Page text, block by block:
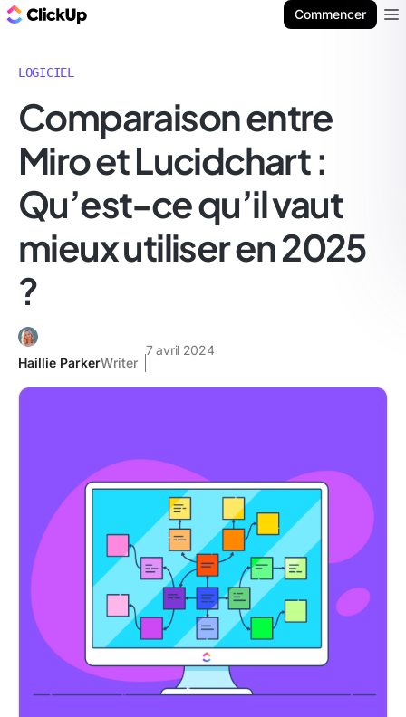
Commencer
LOGICIEL
Comparaison entre
Miro et Lucidchart :
Qu’est-ce qu’il vaut
mieux utiliser en 2025
?
Haillie ParkerWriter
7 avril 2024